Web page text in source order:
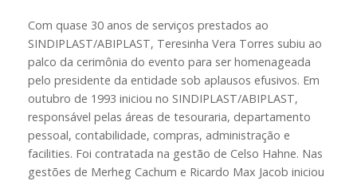
Com quase 30 anos de serviços prestados ao
SINDIPLAST/ABIPLAST, Teresinha Vera Torres subiu ao
palco da cerimônia do evento para ser homenageada
pelo presidente da entidade sob aplausos efusivos. Em
outubro de 1993 iniciou no SINDIPLAST/ABIPLAST,
responsável pelas áreas de tesouraria, departamento
pessoal, contabilidade, compras, administração e
facilities. Foi contratada na gestão de Celso Hahne. Nas
gestões de Merheg Cachum e Ricardo Max Jacob iniciou